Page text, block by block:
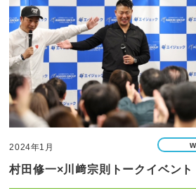
2024年1月
村田修一×川﨑宗則トークイベント